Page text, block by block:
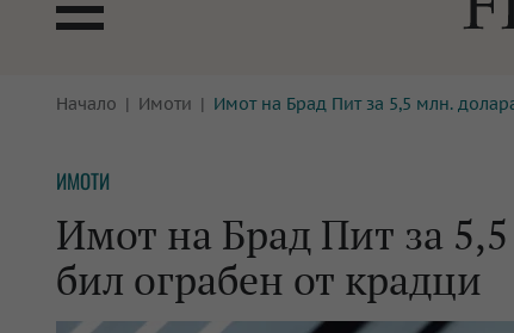
БОРСИ
КРИПТО
БАНКИ
ПАРИТЕ
ЗАСТРАХОВАНЕ
ИМОТИ
Начало Имоти Имот на Брад Пит за 5,5 млн.
ИМОТИ
Имот на Брад Пит за
бил ограбен от крадци